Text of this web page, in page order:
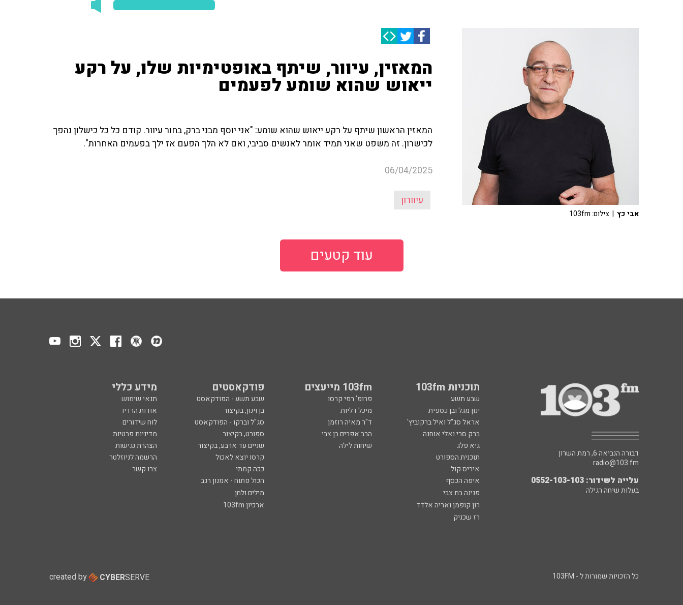
המאזין, עיוור, שיתף באופטימיות שלו, על רקע
ייאוש שהוא שומע לפעמים
המאזין הראשון שיתף על רקע ייאוש שהוא שומע: "אני יוסף מבני ברק, בחור עיוור. קודם כל כל כישלון נהפך
לכישרון. זה משפט שאני תמיד אומר לאנשים סביבי, ואם לא הלך הפעם אז ילך בפעמים האחרות".
06/04/2025
עיוורון
אבי כץ | צילום: 103fm
עוד קטעים
תוכניות 103fm 103fm מייעצים פודקאסטים מידע כללי
שבע תשע פרופ' רפי קרסו שבע תשע - הפודקאסט
תנאי שימוש
ינון מגל ובן כספית
מיכל דליות בן וינון, בקיצור
אודות הרדיו
אראל סג"ל ואיל ברקוביץ'
ד"ר מאיה רוזמן סג"ל וברקו - הפודקאסט
לוח שידורים
ברק סרי ואלי אוחנה
הרב אפרים בן צבי ספורט, בקיצור
מדיניות פרטיות
גיא פלג
שיחות לילה שניים עד ארבע, בקיצור
הצהרת נגישות
תוכנית הספורט
קרסו יוצא לאכול
הרשמה לניוזלטר
איריס קול
ככה קמתי
צרו קשר
איפה הכסף
הכול פתוח - אמנון רגב
פנינה בת צבי
מילים ולחן
רון קופמן ואריה אלדד
ארכיון 103fm
רז שכניק
דבורה הנביאה 6, רמת השרון
radio@103.fm
עלייה לשידור: 0552-103-103
בעלות שיחה רגילה
כל הזכויות שמורות ל - 103FM created by CYBERSERVE